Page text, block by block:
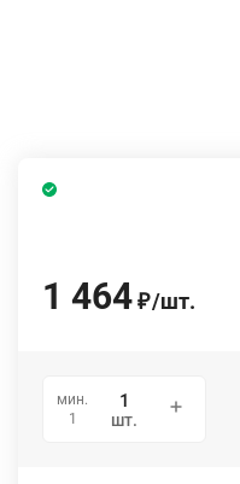
1 464 ₽/шт.
мин.
1
шт.